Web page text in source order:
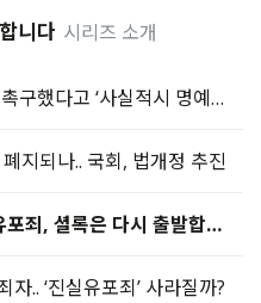
니다 시리즈 소개
페북에서 양육비 지급 촉구했다고 ‘사실적시 명예훼손’ 유죄
지되나.. 국회, 법개정 추진
‘5대4’로 생존한 진실유포죄, 셜록은 다시 출발합니다
.. ‘진실유포죄’ 사라질까?